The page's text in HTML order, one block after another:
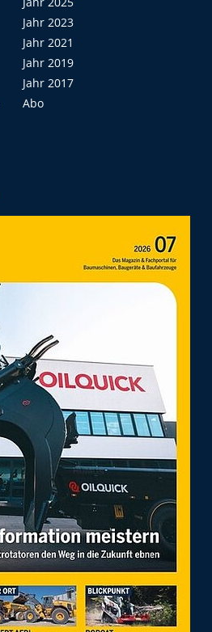
Jahr 2023
Jahr 2021
Jahr 2019
Jahr 2017
Abo